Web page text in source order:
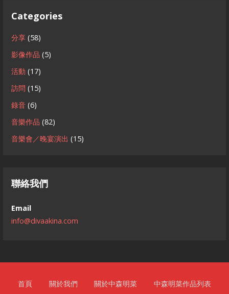
Categories
分享 (58)
影像作品 (5)
活動 (17)
訪問 (15)
錄音 (6)
音樂作品 (82)
音樂會／晚宴演出 (15)
聯絡我們
Email
info@divaakina.com
首頁 關於我們 關於中森明菜 中森明菜作品列表